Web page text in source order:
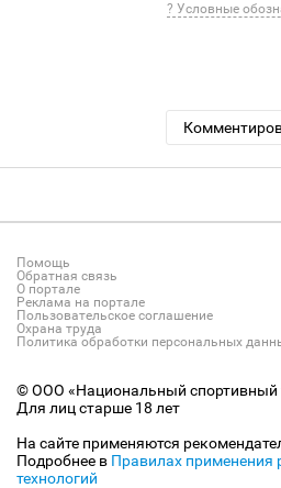
? Условные
Помощь
Обратная связь
О портале
Реклама на портале
Пользовательское соглашение
Охрана труда
Политика обработки персональных
© ООО «Национальный спортивный
Для лиц старше 18 лет
На сайте применяются
Подробнее в Правилах применения
технологий